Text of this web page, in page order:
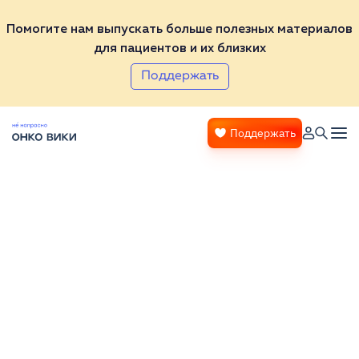
Помогите нам выпускать больше полезных материалов
для пациентов и их близких
Поддержать
Поддержать